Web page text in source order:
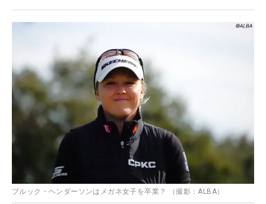
ブルック・ヘンダーソンはメガネ女子を卒業？ （撮影：ALBA）